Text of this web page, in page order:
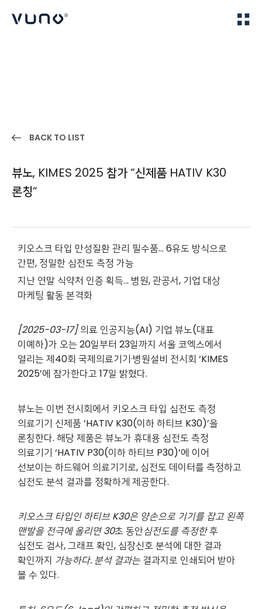
BACK TO LIST
뷰노, KIMES 2025 참가 “신제품 HATIV K30
론칭”
키오스크 타입 만성질환 관리 필수품… 6유도 방식으로
간편, 정밀한 심전도 측정 가능
지난 연말 식약처 인증 획득… 병원, 관공서, 기업 대상
마케팅 활동 본격화
[2025-03-17]의료 인공지능(AI) 기업 뷰노(대표
이예하)가 오는 20일부터 23일까지 서울 코엑스에서
열리는 제40회 국제의료기기·병원설비 전시회 ‘KIMES
2025’에 참가한다고 17일 밝혔다.
뷰노는 이번 전시회에서 키오스크 타입 심전도 측정
의료기기 신제품 ‘HATIV K30(이하 하티브 K30)’을
론칭한다. 해당 제품은 뷰노가 휴대용 심전도 측정
의료기기 ‘HATIV P30(이하 하티브 P30)’에 이어
선보이는 하드웨어 의료기기로, 심전도 데이터를 측정하고
심전도 분석 결과를 정확하게 제공한다.
키오스크 타입인 하티브 K30은 양손으로 기기를 잡고 왼쪽
맨발을 전극에 올리면30초 동안심전도를 측정한후
심전도 검사, 그래프 확인, 심장신호 분석에 대한 결과
확인까지 가능하다. 분석 결과는 결과지로 인쇄되어 받아
볼 수 있다.